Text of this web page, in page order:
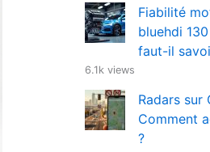
Fiabilité
bluehdi
faut-il
6.1k views
Radars sur
Comment
?